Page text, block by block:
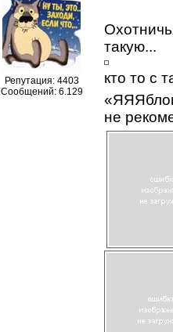
Репутация: 4403
Сообщений: 6.129
такую...
кто то с
не